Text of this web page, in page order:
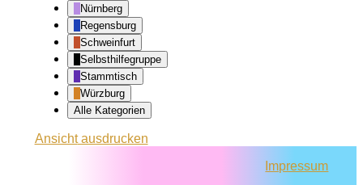
Nürnberg
Regensburg
Schweinfurt
Selbsthilfegruppe
Stammtisch
Würzburg
Alle Kategorien
Ansichtausdrucken
Impressum